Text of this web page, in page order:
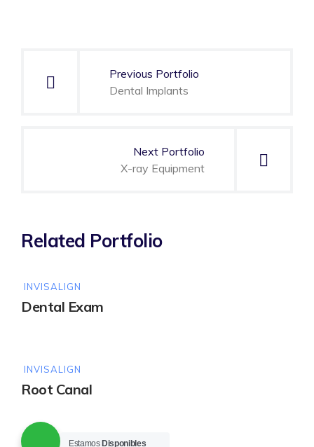
entradas
Previous Portfolio
Dental Implants
Next Portfolio
X-ray Equipment
Related Portfolio
INVISALIGN
Dental Exam
INVISALIGN
Root Canal
Estamos Disponibles